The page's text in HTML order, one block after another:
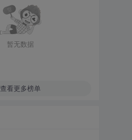
暂无数据
查看更多榜单